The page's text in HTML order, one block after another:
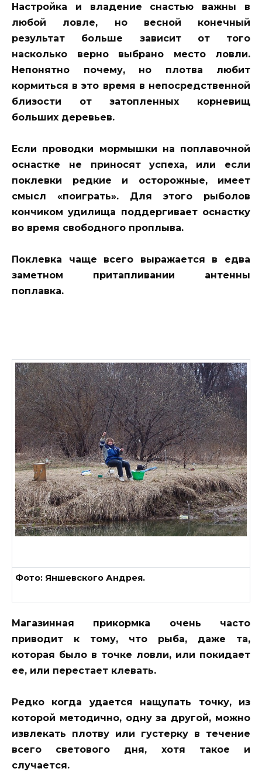
Настройка и владение снастью важны в
любой ловле, но весной конечный
результат больше зависит от того
насколько верно выбрано место ловли.
Непонятно почему, но плотва любит
кормиться в это время в непосредственной
близости от затопленных корневищ
больших деревьев.
Если проводки мормышки на поплавочной
оснастке не приносят успеха, или если
поклевки редкие и осторожные, имеет
смысл «поиграть». Для этого рыболов
кончиком удилища поддергивает оснастку
во время свободного проплыва.
Поклевка чаще всего выражается в едва
заметном притапливании антенны
поплавка.
Фото: Яншевского Андрея.
Магазинная прикормка очень часто
приводит к тому, что рыба, даже та,
которая было в точке ловли, или покидает
ее, или перестает клевать.
Редко когда удается нащупать точку, из
которой методично, одну за другой, можно
извлекать плотву или густерку в течение
всего светового дня, хотя такое и
случается.